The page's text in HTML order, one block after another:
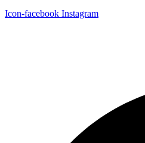
Icon-facebook Instagram